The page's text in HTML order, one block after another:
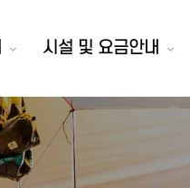
시설 및 요금안내